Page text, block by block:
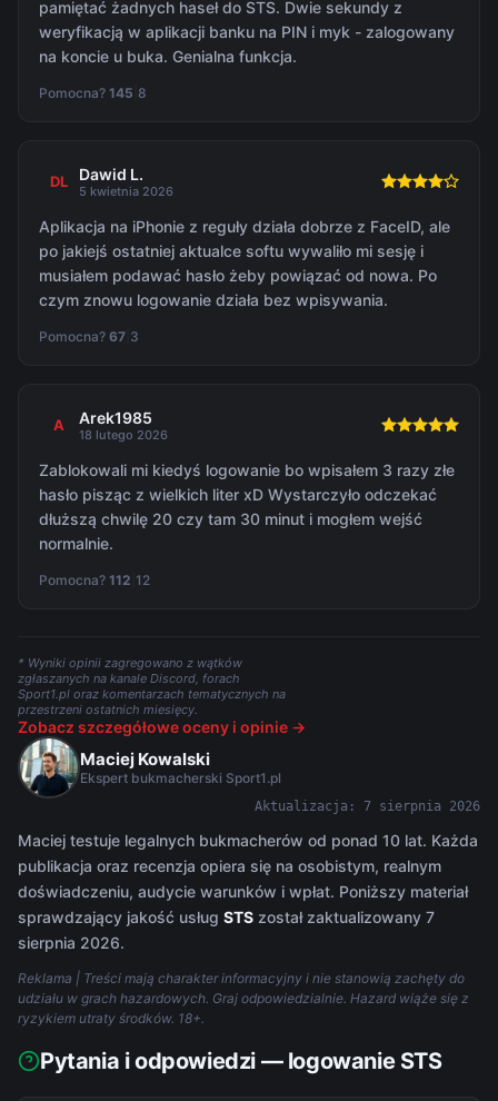
pamiętać żadnych haseł do STS. Dwie sekundy z
weryfikacją w aplikacji banku na PIN i myk - zalogowany
na koncie u buka. Genialna funkcja.
Pomocna? 145 8
DL Dawid L.
5 kwietnia 2026
Aplikacja na iPhonie z reguły działa dobrze z FaceID, ale
po jakiejś ostatniej aktualce softu wywaliło mi sesję i
musiałem podawać hasło żeby powiązać od nowa. Po
czym znowu logowanie działa bez wpisywania.
Pomocna? 67 3
A Arek1985
18 lutego 2026
Zablokowali mi kiedyś logowanie bo wpisałem 3 razy złe
hasło pisząc z wielkich liter xD Wystarczyło odczekać
dłuższą chwilę 20 czy tam 30 minut i mogłem wejść
normalnie.
Pomocna? 112 12
* Wyniki opinii zagregowano z wątków
zgłaszanych na kanale Discord, forach
Sport1.pl oraz komentarzach tematycznych na
przestrzeni ostatnich miesięcy.
Zobacz szczegółowe oceny i opinie →
Maciej Kowalski
Ekspert bukmacherski Sport1.pl
Aktualizacja: 7 sierpnia 2026
Maciej testuje legalnych bukmacherów od ponad 10 lat. Każda
publikacja oraz recenzja opiera się na osobistym, realnym
doświadczeniu, audycie warunków i wpłat. Poniższy materiał
sprawdzający jakość usług STS został zaktualizowany 7
sierpnia 2026.
Reklama | Treści mają charakter informacyjny i nie stanowią zachęty do
udziału w grach hazardowych. Graj odpowiedzialnie. Hazard wiąże się z
ryzykiem utraty środków. 18+.
Pytania i odpowiedzi — logowanie STS